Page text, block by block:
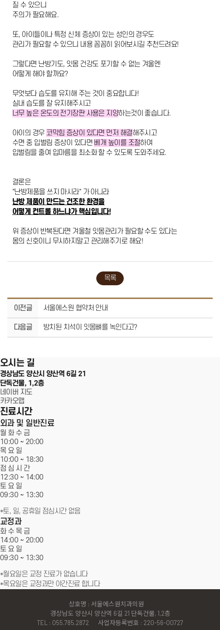
임플란트
치아교정
심미치료
커뮤니티
질 수 있으니
주의가 필요해요.
또, 아이들이나 특정 신체 증상이 있는 성인의 경우도
관리가 필요할 수 있으니 내용 꼼꼼히 읽어보시길 추천드려요!
그렇다면 난방기도, 잇몸 건강도 포기할 수 없는 겨울엔
어떻게 해야 할까요?
무엇보다 습도를 유지해 주는 것이 중요합니다!
실내 습도를 잘 유지해주시고
너무 높은 온도의 전기장판 사용은 지양하는것이 좋습니다.
아이의 경우 코막힘 증상이 있다면 먼저 해결해주시고
수면 중 입벌림 증상이 있다면 베개 높이를 조절하여
입벌림을 줄여 입마름을 최소화 할 수 있도록 도와주세요.
결론은
"난방제품을 쓰지 마시라" 가 아니라
난방 제품이 만드는 건조한 환경을
어떻게 컨트롤 하느냐가 핵심입니다!
위 증상이 반복된다면 겨울철 잇몸관리가 필요할 수도 있다는
몸의 신호이니 무시하지말고 관리해주기로 해요!
목록
이전글 서울에스원 협약처 안내
다음글 방치된 치석이 잇몸뼈를 녹인다고?
서울에스원치과
오시는 길
경상남도 양산시 양산역 6길 21
단독건물, 1,2층
네이버 지도
카카오맵
진료시간
외과 및 일반진료
월 화 수 금
10:00 ~ 20:00
목 요 일
10:00 ~ 18:30
점 심 시 간
12:30 ~ 14:00
토 요 일
09:30 ~ 13:30
*토, 일, 공휴일 점심시간 없음
교정과
화 수 목 금
14:00 ~ 20:00
토 요 일
09:30 ~ 13:30
*월요일은 교정 진료가 없습니다
*목요일은 교정과만 야간진료 합니다
상호명 : 서울에스원치과의원
경상남도 양산시 양산역 6길 21 단독건물, 1,2층
TEL : 055.785.2872
사업자등록번호 : 220-56-00727